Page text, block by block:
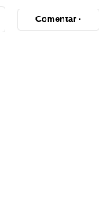
Comentar ·